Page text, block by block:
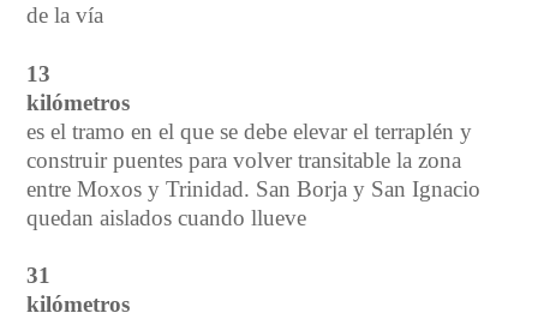
de la vía
13
kilómetros
es el tramo en el que se debe elevar el terraplén y
construir puentes para volver transitable la zona
entre Moxos y Trinidad. San Borja y San Ignacio
quedan aislados cuando llueve
31
kilómetros